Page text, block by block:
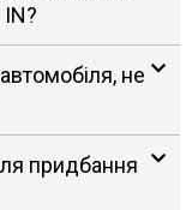
не
придбання